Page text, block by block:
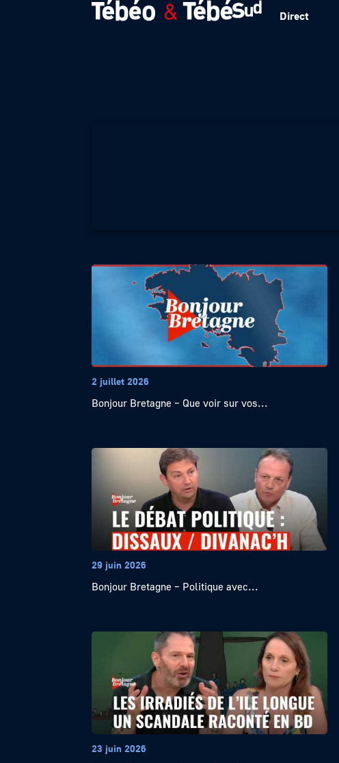
Direct
BONJOUR
2 juillet 2026
Bonjour Bretagne – Que voir sur vos...
29 juin 2026
Bonjour Bretagne – Politique avec...
23 juin 2026